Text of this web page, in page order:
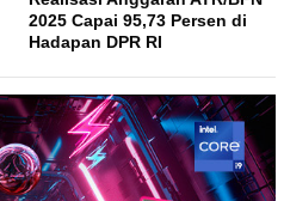
2025 Capai 95,73 Persen di
Hadapan DPR RI